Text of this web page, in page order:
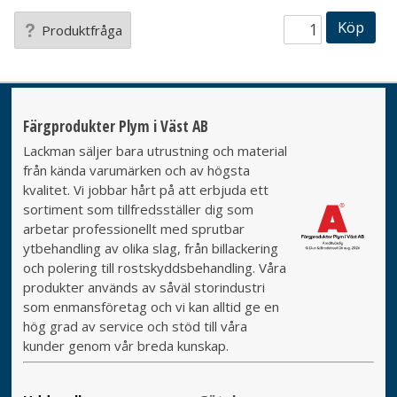
Produktfråga Köp
Färgprodukter Plym i Väst AB
Lackman säljer bara utrustning och material
från kända varumärken och av högsta
kvalitet. Vi jobbar hårt på att erbjuda ett
sortiment som tillfredsställer dig som
arbetar professionellt med sprutbar
ytbehandling av olika slag, från billackering
och polering till rostskyddsbehandling. Våra
produkter används av såväl storindustri
som enmansföretag och vi kan alltid ge en
hög grad av service och stöd till våra
kunder genom vår breda kunskap.